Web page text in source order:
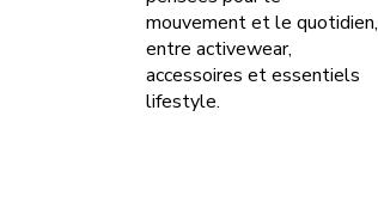
mouvement et le quotidien,
entre activewear,
accessoires et essentiels
lifestyle.